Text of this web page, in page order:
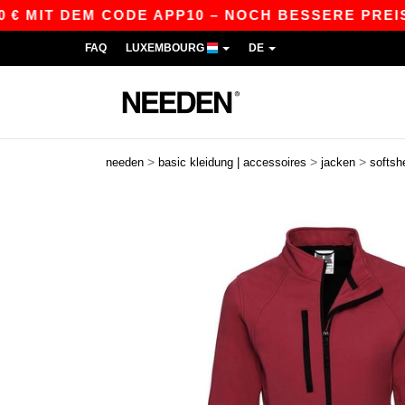
CODE APP10 – NOCH BESSERE PREISE IN
FAQ LUXEMBOURG DE
needen > basic kleidung | accessoires > jacken >